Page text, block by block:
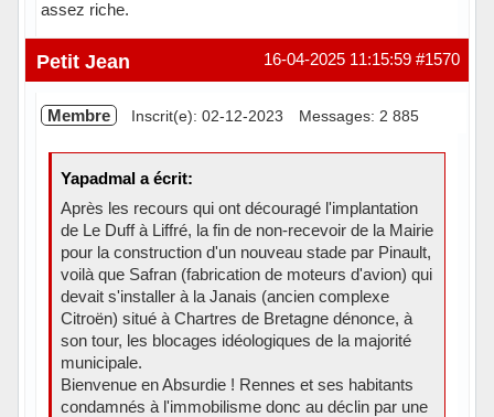
assez riche.
Hors ligne #1570
16-04-2025 11:15:59
Petit Jean
Membre Inscrit(e): 02-12-2023 Messages: 2 885
Yapadmal a écrit:
Après les recours qui ont découragé l'implantation
de Le Duff à Liffré, la fin de non-recevoir de la Mairie
pour la construction d'un nouveau stade par Pinault,
voilà que Safran (fabrication de moteurs d'avion) qui
devait s'installer à la Janais (ancien complexe
Citroën) situé à Chartres de Bretagne dénonce, à
son tour, les blocages idéologiques de la majorité
municipale.
Bienvenue en Absurdie ! Rennes et ses habitants
condamnés à l'immobilisme donc au déclin par une